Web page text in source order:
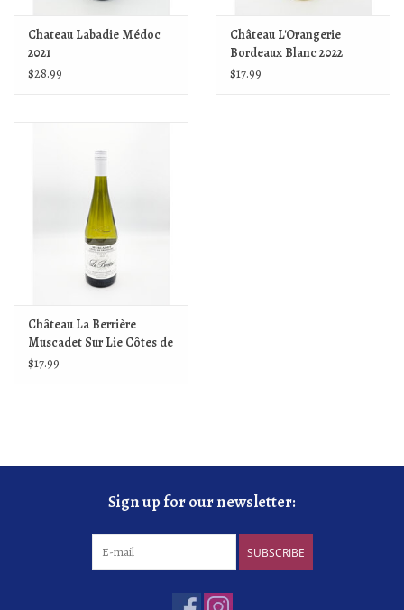
Chateau Labadie Médoc
2021
$28.99
Château L'Orangerie
Bordeaux Blanc 2022
$17.99
Château La Berrière
Muscadet Sur Lie Côtes de
Grandlieu 2024
$17.99
Sign up for our newsletter:
SUBSCRIBE